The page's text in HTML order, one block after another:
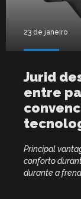
23 de janeiro
Jurid
entre
Principal
conforto
durante a